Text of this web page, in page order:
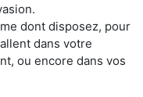
dont disposez, pour
dans votre
ou encore dans vos